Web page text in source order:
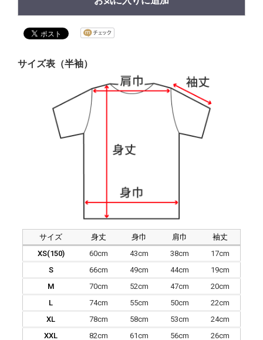
サイズ表（半袖）
サイズ 身丈 身巾 肩巾
袖丈
XS(150)
60cm 43cm 38cm
17cm
S
66cm 49cm 44cm
19cm
M
70cm 52cm 47cm
20cm
L
74cm 55cm 50cm
22cm
XL
78cm 58cm 53cm
24cm
XXL
82cm 61cm 56cm 26cm